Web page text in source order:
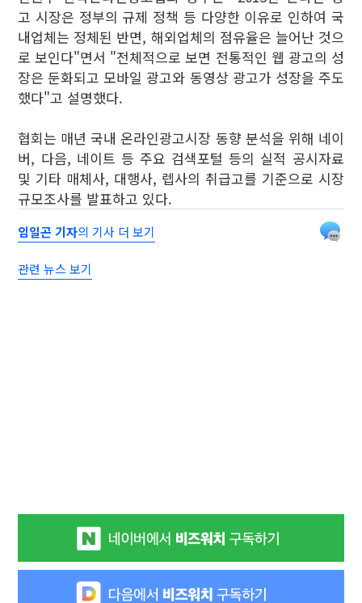
고 시장은 정부의 규제 정책 등 다양한 이유로 인하여 국
내업체는 정체된 반면, 해외업체의 점유율은 늘어난 것으
로 보인다"면서 "전체적으로 보면 전통적인 웹 광고의 성
장은 둔화되고 모바일 광고와 동영상 광고가 성장을 주도
했다"고 설명했다.
협회는 매년 국내 온라인광고시장 동향 분석을 위해 네이
버, 다음, 네이트 등 주요 검색포털 등의 실적 공시자료
및 기타 매체사, 대행사, 렙사의 취급고를 기준으로 시장
규모조사를 발표하고 있다.
임일곤 기자의 기사 더 보기
관련 뉴스 보기